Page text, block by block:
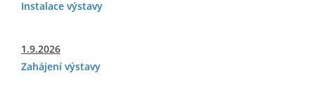
Instalace výstavy
1.9.2026
Zahájení výstavy